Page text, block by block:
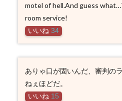
motel of hell.And guess
room service!
いいね 34
ありゃ口が固いんだ、審判の
ねぇほどだ。
いいね 15